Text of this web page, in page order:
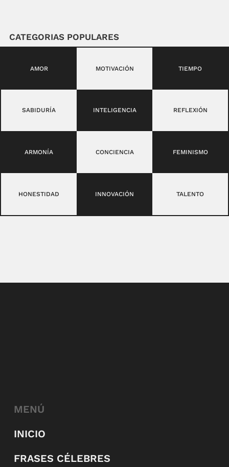
CATEGORIAS POPULARES
AMOR MOTIVACIÓN TIEMPO
SABIDURÍA INTELIGENCIA REFLEXIÓN
ARMONÍA CONCIENCIA FEMINISMO
HONESTIDAD INNOVACIÓN TALENTO
MENÚ
INICIO
FRASES CÉLEBRES